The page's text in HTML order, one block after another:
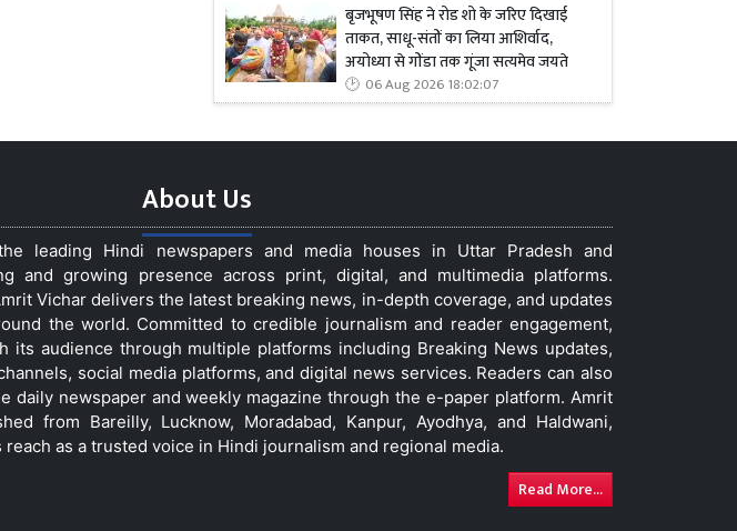
बृजभूषण सिंह ने रोड शो के जरिए दिखाई
ताकत, साधू-संतों का लिया आशिर्वाद,
अयोध्या से गोंडा तक गूंजा सत्यमेव जयते
06 Aug 2026 18:02:07
About Us
leading Hindi newspapers and media houses in Uttar Pradesh and
and growing presence across print, digital, and multimedia platforms.
Vichar delivers the latest breaking news, in-depth coverage, and updates
the world. Committed to credible journalism and reader engagement,
its audience through multiple platforms including Breaking News updates,
social media platforms, and digital news services. Readers can also
daily newspaper and weekly magazine through the e-paper platform. Amrit
from Bareilly, Lucknow, Moradabad, Kanpur, Ayodhya, and Haldwani,
as a trusted voice in Hindi journalism and regional media.
Read More...